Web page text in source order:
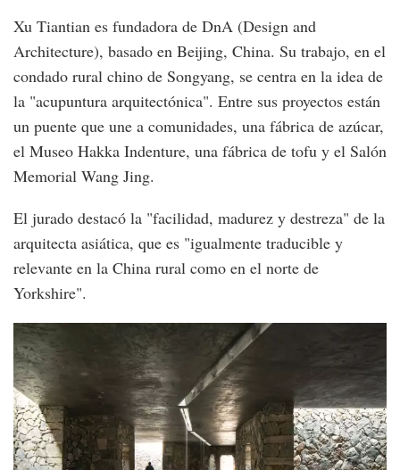
Xu Tiantian es fundadora de DnA (Design and
Architecture), basado en Beijing, China. Su trabajo, en el
condado rural chino de Songyang, se centra en la idea de
la "acupuntura arquitectónica". Entre sus proyectos están
un puente que une a comunidades, una fábrica de azúcar,
el Museo Hakka Indenture, una fábrica de tofu y el Salón
Memorial Wang Jing.
El jurado destacó la "facilidad, madurez y destreza" de la
arquitecta asiática, que es "igualmente traducible y
relevante en la China rural como en el norte de
Yorkshire".